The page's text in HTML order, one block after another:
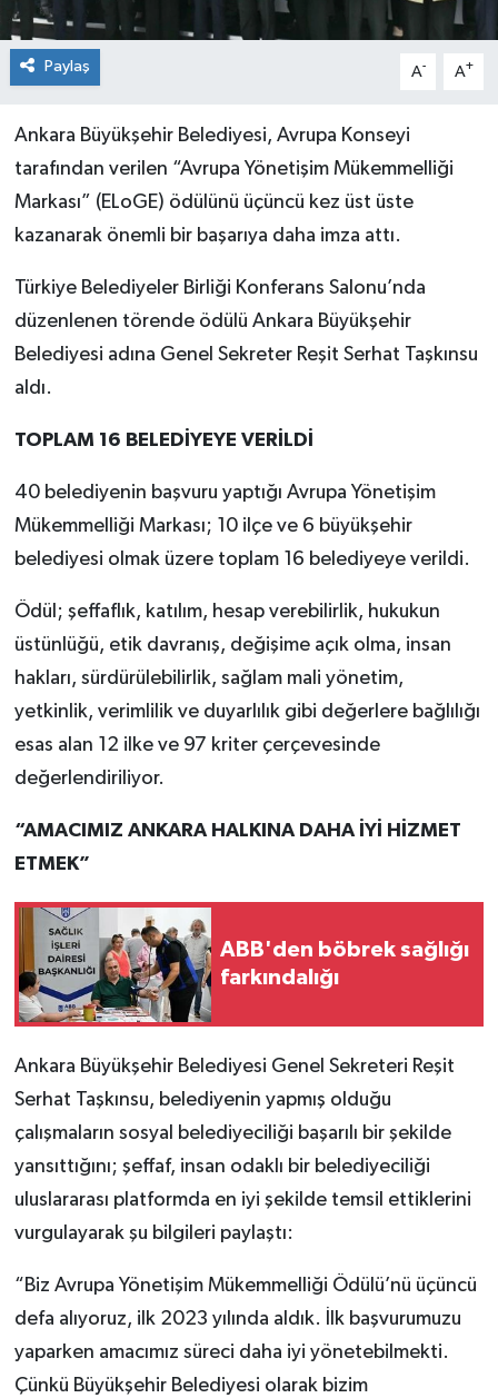
Paylaş A- A+
Ankara Büyükşehir Belediyesi, Avrupa Konseyi
tarafından verilen “Avrupa Yönetişim Mükemmelliği
Markası” (ELoGE) ödülünü üçüncü kez üst üste
kazanarak önemli bir başarıya daha imza attı.
Türkiye Belediyeler Birliği Konferans Salonu’nda
düzenlenen törende ödülü Ankara Büyükşehir
Belediyesi adına Genel Sekreter Reşit Serhat Taşkınsu
aldı.
TOPLAM 16 BELEDİYEYE VERİLDİ
40 belediyenin başvuru yaptığı Avrupa Yönetişim
Mükemmelliği Markası; 10 ilçe ve 6 büyükşehir
belediyesi olmak üzere toplam 16 belediyeye verildi.
Ödül; şeffaflık, katılım, hesap verebilirlik, hukukun
üstünlüğü, etik davranış, değişime açık olma, insan
hakları, sürdürülebilirlik, sağlam mali yönetim,
yetkinlik, verimlilik ve duyarlılık gibi değerlere bağlılığı
esas alan 12 ilke ve 97 kriter çerçevesinde
değerlendiriliyor.
“AMACIMIZ ANKARA HALKINA DAHA İYİ HİZMET
ETMEK”
ABB'den böbrek sağlığı
farkındalığı
Ankara Büyükşehir Belediyesi Genel Sekreteri Reşit
Serhat Taşkınsu, belediyenin yapmış olduğu
çalışmaların sosyal belediyeciliği başarılı bir şekilde
yansıttığını; şeffaf, insan odaklı bir belediyeciliği
uluslararası platformda en iyi şekilde temsil ettiklerini
vurgulayarak şu bilgileri paylaştı:
“Biz Avrupa Yönetişim Mükemmelliği Ödülü’nü üçüncü
defa alıyoruz, ilk 2023 yılında aldık. İlk başvurumuzu
yaparken amacımız süreci daha iyi yönetebilmekti.
Çünkü Büyükşehir Belediyesi olarak bizim